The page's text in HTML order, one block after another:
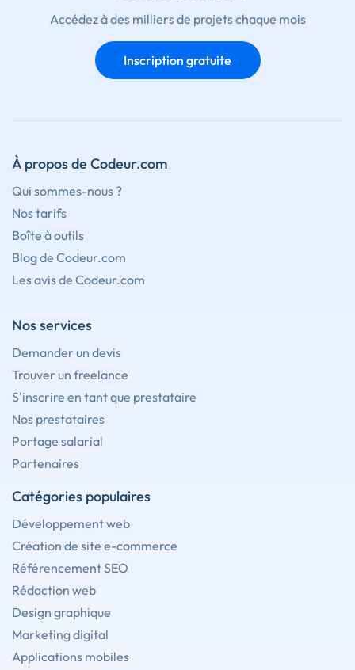
Accédez à des milliers de projets chaque mois
Inscription gratuite
À propos de Codeur.com
Qui sommes-nous ?
Nos tarifs
Boîte à outils
Blog de Codeur.com
Les avis de Codeur.com
Nos services
Demander un devis
Trouver un freelance
S'inscrire en tant que prestataire
Nos prestataires
Portage salarial
Partenaires
Catégories populaires
Développement web
Création de site e-commerce
Référencement SEO
Rédaction web
Design graphique
Marketing digital
Applications mobiles